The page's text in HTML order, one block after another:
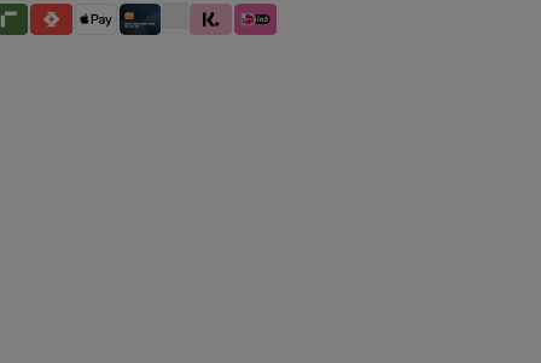
SatispayApple PayCreditcard / Betaalpas
Klarna (Achteraf betalen / In delen
iDeal IN3